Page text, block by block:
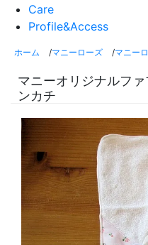
Care
Profile&Access
ホーム /マニーローズ /マニー
マニーオリジナルフ
ンカチ